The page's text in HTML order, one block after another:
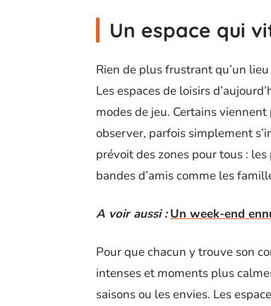
Un espace qui
Rien de plus frustrant qu’un
Les espaces de loisirs
modes de jeu. Certains
observer, parfois simplement
prévoit des zones pour tous :
bandes d’amis comme les
A voir aussi : Un week-end
Pour que chacun y trouve son
intenses et moments plus
saisons ou les envies. Les